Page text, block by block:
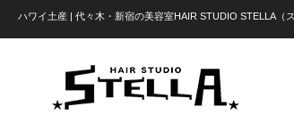
ハワイ土産 | 代々木・新宿の美容室HAIR STUDIO STELLA（